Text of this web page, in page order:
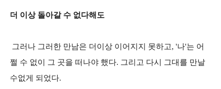
더 이상 돌아갈 수 없다해도
그러나 그러한 만남은 더이상 이어지지 못하고, '나'는 어
쩔 수 없이 그 곳을 떠나야 했다. 그리고 다시 그대를 만날
수없게 되었다.